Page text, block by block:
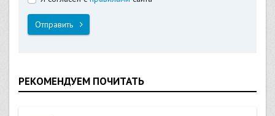
Отправить
РЕКОМЕНДУЕМ ПОЧИТАТЬ